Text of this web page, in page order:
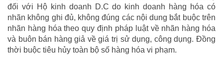
đối với Hộ kinh doanh D.C do kinh doanh hàng hóa có
nhãn không ghi đủ, không đúng các nội dung bắt buộc trên
nhãn hàng hóa theo quy định pháp luật về nhãn hàng hóa
và buôn bán hàng giả về giá trị sử dụng, công dụng. Đồng
thời buộc tiêu hủy toàn bộ số hàng hóa vi phạm.